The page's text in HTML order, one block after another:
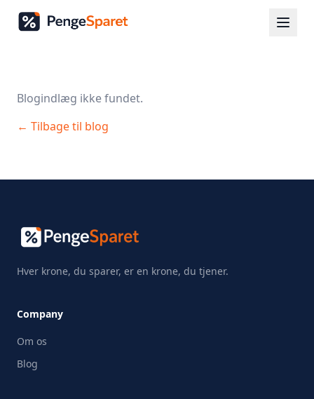
Blogindlæg ikke fundet.
← Tilbage til blog
Hver krone, du sparer, er en krone, du tjener.
Company
Om os
Blog